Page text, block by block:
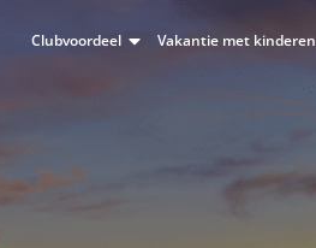
Clubvoordeel Vakantie met kinderen